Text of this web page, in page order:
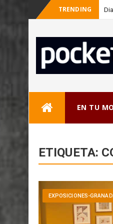
TRENDING
EN TU
ETIQUETA:
EXPOSICIONES-